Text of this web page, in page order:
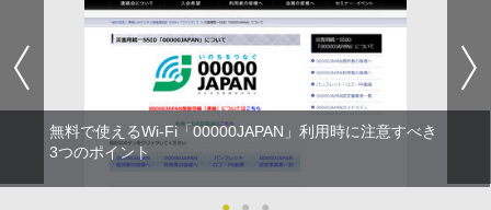
無料で使えるWi-Fi「00000JAPAN」利用時に注意すべき
3つのポイント